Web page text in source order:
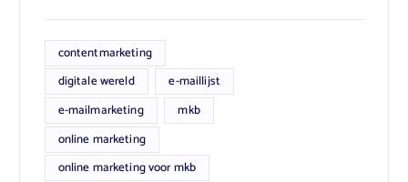
contentmarketing
digitale wereld
e-maillijst
e-mailmarketing
mkb
online marketing
online marketing voor mkb